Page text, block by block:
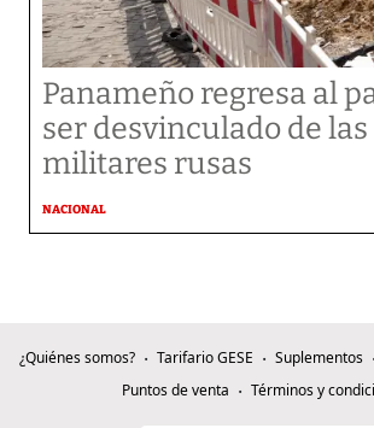
Panameño regresa al
ser desvinculado de
militares rusas
NACIONAL
¿Quiénes somos? Tarifario GESE Suplementos
Puntos de venta
Términos y